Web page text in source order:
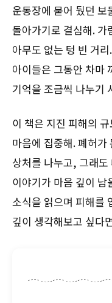
운동장에 묻어 뒀던
돌아가기로 결심해.
아무도 없는 텅 빈 거
아이들은 그동안 차마
기억을 조금씩 나누기
이 책은 지진 피해의
마음에 집중해. 폐허
상처를 나누고, 그래
이야기가 마음 깊이 남
소식을 읽으며 피해를
깊이 생각해보고 싶다